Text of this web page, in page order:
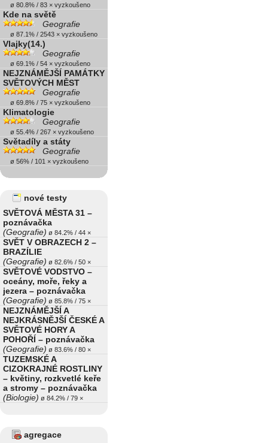
ø 80.8% / 83 × vyzkoušeno
Kde na světě
Geografie
ø 87.1% / 2543 × vyzkoušeno
Vlajky(14.)
Geografie
ø 69.1% / 54 × vyzkoušeno
NEJZNÁMĚJŠÍ PAMÁTKY
SVĚTOVÝCH MĚST
Geografie
ø 69.8% / 75 × vyzkoušeno
Klimatologie
Geografie
ø 55.4% / 267 × vyzkoušeno
Světadíly a státy
Geografie
ø 56% / 101 × vyzkoušeno
nové testy
SVĚTOVÁ MĚSTA 31 –
poznávačka
(Geografie) ø 84.2% / 44 ×
SVĚT V OBRAZECH 2 –
BRAZÍLIE
(Geografie) ø 82.6% / 50 ×
SVĚTOVÉ VODSTVO –
oceány, moře, řeky a
jezera – poznávačka
(Geografie) ø 85.8% / 75 ×
NEJZNÁMĚJŠÍ A
NEJKRÁSNĚJŠÍ ČESKÉ A
SVĚTOVÉ HORY A
POHOŘÍ – poznávačka
(Geografie) ø 83.6% / 80 ×
TUZEMSKÉ A
CIZOKRAJNÉ ROSTLINY
– květiny, rozkvetlé keře
a stromy – poznávačka
(Biologie) ø 84.2% / 79 ×
agregace